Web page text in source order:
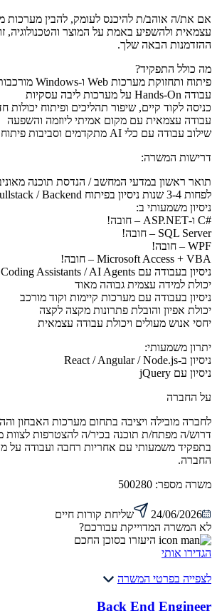
אם את/ה אוהב/ת להיכנס לעומק, להבין מערכות
עצמאית ולהשפיע באמת על המוצר והטכנולוגיה,
ההזדמנות הבאה שלך.
מה כולל התפקיד?
פיתוח ותחזוקת מערכות Web ו-Windows מורכבות
עבודה Hands-On על מערכות ליבה עסקיות
כניסה לקוד קיים, שיפור תהליכים ופיתוח יכולות
עבודה עצמאית עם מקום אמיתי ליוזמה והשפעה
שילוב עבודה עם כלי AI מתקדמים וסביבות פיתוח חדשניות
דרישות המשרה:
תואר ראשון במדעי המחשב / הנדסת תוכנה
לפחות 3-4 שנות ניסיון בפיתוח Fullstack / Backend
ניסיון משמעותי ב:
#C ו-ASP.NET – חובה!
SQL Server – חובה!
WPF – חובה!
Microsoft Access + VBA – חובה!
ניסיון בעבודה עם AI Coding Assistants / AI Agents – חובה!
יכולת למידה עצמית גבוהה מאוד
ניסיון בעבודה עם מערכות קיימות וקוד מורכב
יכולת אפיון והובלת פתרונות מקצה לקצה
יחסי אנוש מעולים ויכולת עבודה עצמאית
יתרון משמעותי:
ניסיון ב-React / Angular / Node.js
ניסיון עם jQuery
על החברה
לחברה מובילה ויציבה בתחום מערכות האבחון
דרוש/ה מפתח/ת תוכנה בכיר/ה להצטרפות לצוות
בתפקיד משמעותי עם אחריות רחבה ועבודה על
החברה.
משרה מספר: 500280
24/06/2026
שליחת קורות חיים
לא המשרה המדוייקת עבורכם?
היעזרו בסוכן החכם
הגדירו אותי
לצפייה בפרטי המשרה
Back End Engineer